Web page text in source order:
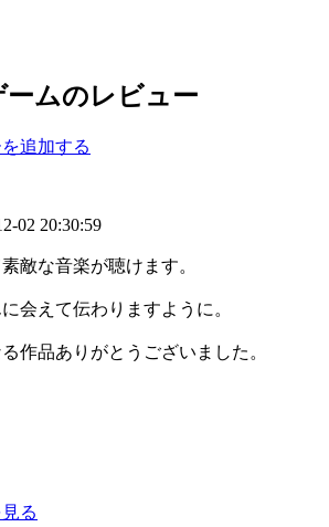
ムのレビュー
追加する
02 20:30:59
敵な音楽が聴けます。
会えて伝わりますように。
作品ありがとうございました。
る